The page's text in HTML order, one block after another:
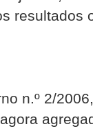
resultados
n.º 2/